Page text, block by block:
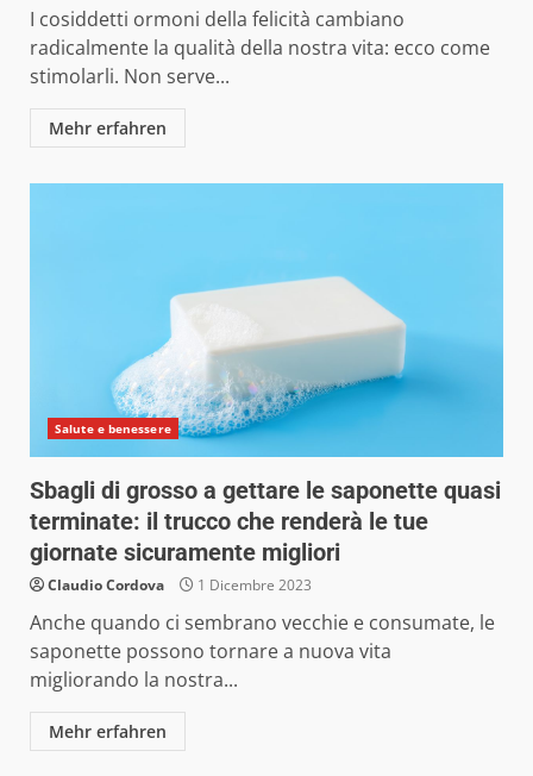
I cosiddetti ormoni della felicità cambiano
radicalmente la qualità della nostra vita: ecco come
stimolarli. Non serve...
Mehr erfahren
Salute e benessere
Sbagli di grosso a gettare le saponette quasi
terminate: il trucco che renderà le tue
giornate sicuramente migliori
Claudio Cordova 1 Dicembre 2023
Anche quando ci sembrano vecchie e consumate, le
saponette possono tornare a nuova vita
migliorando la nostra...
Mehr erfahren